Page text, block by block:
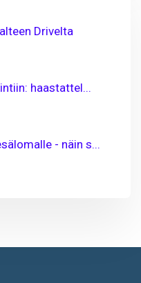
Drivelta
haastattel...
- näin s...